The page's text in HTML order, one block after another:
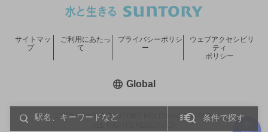
条件で探す
COPYRIGHT © SUNTORY HOLDINGS LIMITED.
サイトマッ
プ
ご利用にあたっ
て
プライバシーポリシ
ー
ウェブアクセシビリ
ティ
ポリシー
Global新しいウィンドウで開く